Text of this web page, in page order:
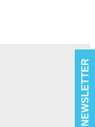
NEWSLETTER